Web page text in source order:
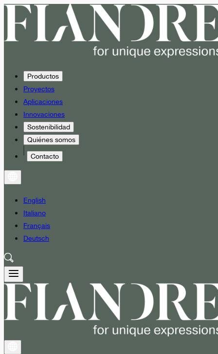
Productos
Proyectos
Aplicaciones
Innovaciones
Sostenibilidad
Quiénes somos
Contacto
English
Italiano
Français
Deutsch